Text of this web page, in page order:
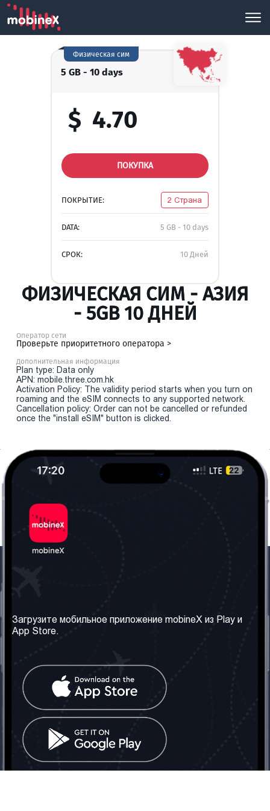
5 GB - 10 days
Физическая сим
$ 4.70
ПОКУПКА
ПОКРЫТИЕ: 2 Страна
DATA: 5 GB - 10 days
СРОК: 10 Дней
ФИЗИЧЕСКАЯ СИМ - АЗИЯ
- 5GB 10 ДНЕЙ
Оператор сети
Проверьте приоритетного оператора >
Дополнительная информация
Plan type: Data only
APN: mobile.three.com.hk
Activation Policy: The validity period starts when you turn on
roaming and the eSIM connects to any supported network.
Cancellation policy: Order can not be cancelled or refunded
once the "install eSIM" button is clicked.
Наши сервисы
Правила и Условия
Часто задаваемые
вопросы
Контакт
Грузия: Тбилиси
Телефон: +442030340050
Email:info@mobinex.com
Социальные сети
Загрузите мобильное приложение mobineX из Play и
App Store.